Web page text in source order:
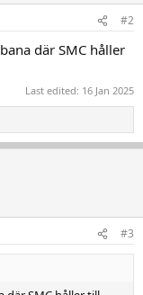
#2
där SMC håller
Last edited: 16 Jan 2025
#3